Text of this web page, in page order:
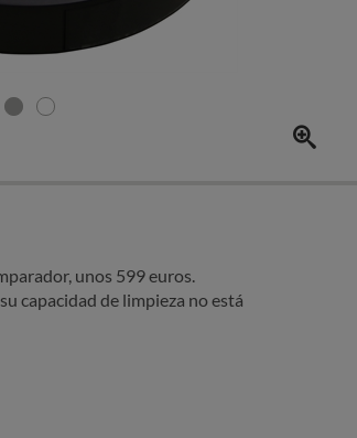
unos 599 euros.
capacidad de limpieza no está